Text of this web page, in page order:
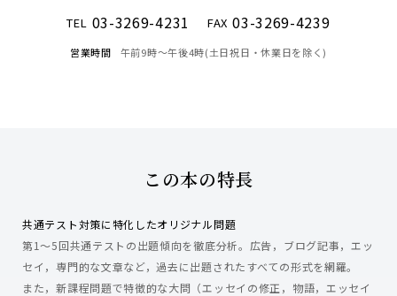
TEL 03-3269-4231 FAX 03-3269-4239
営業時間 午前9時〜午後4時(土日祝日・休業日を除く)
この本の特長
共通テスト対策に特化したオリジナル問題
第1～5回共通テストの出題傾向を徹底分析。広告，ブログ記事，エッ
セイ，専門的な文章など，過去に出題されたすべての形式を網羅。
また，新課程問題で特徴的な大問（エッセイの修正，物語，エッセイ